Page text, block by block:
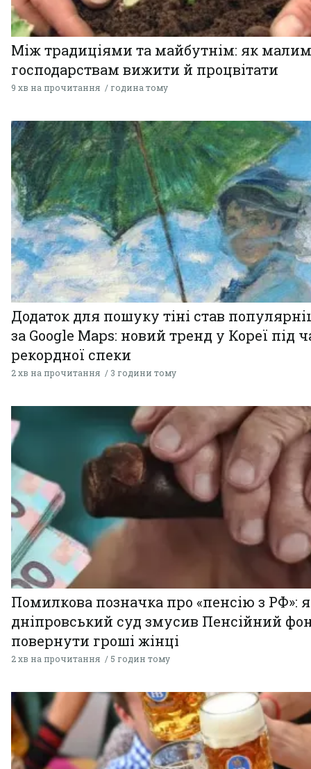
Між традиціями та майбутнім: як малим
господарствам вижити й процвітати
9 хв на прочитання година тому
Додаток для пошуку тіні став
за Google Maps: новий тренд у Кореї під
рекордної спеки
2 хв на прочитання 3 години тому
Помилкова позначка про «пенсію з РФ»:
дніпровський суд змусив Пенсійний
повернути гроші жінці
2 хв на прочитання 5 годин тому